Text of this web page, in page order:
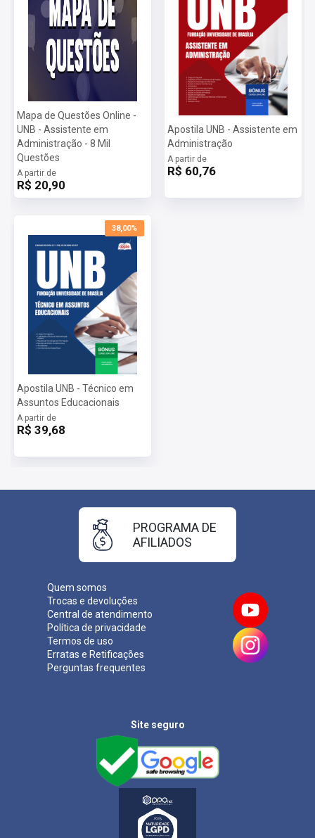
Mapa de Questões Online -
UNB - Assistente em
Administração - 8 Mil
Questões
A partir de
R$ 20,90
Apostila UNB - Assistente em
Administração
A partir de
R$ 60,76
38,00%
Apostila UNB - Técnico em
Assuntos Educacionais
A partir de
R$ 39,68
Quem somos
Trocas e devoluções
Central de atendimento
Política de privacidade
Termos de uso
Erratas e Retificações
Perguntas frequentes
PROGRAMA DE
AFILIADOS
Site seguro